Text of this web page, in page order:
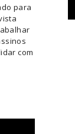
para
com